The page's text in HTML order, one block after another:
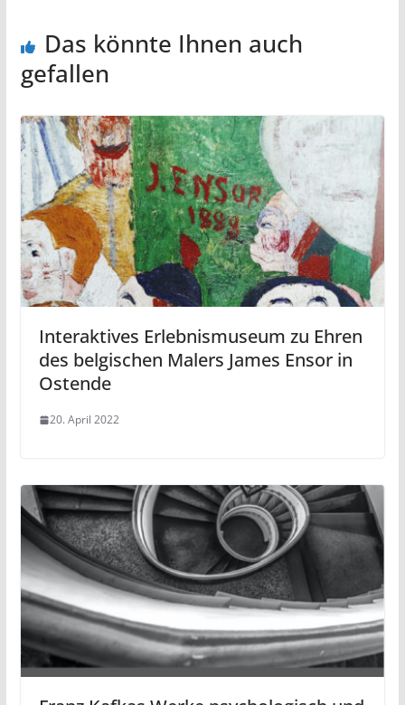
Das könnte Ihnen auch
gefallen
Interaktives Erlebnismuseum zu Ehren
des belgischen Malers James Ensor in
Ostende
20. April 2022